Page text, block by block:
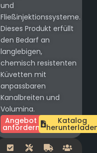
und
Fließinjektionssysteme.
Dieses Produkt erfüllt
den Bedarf an
langlebigen,
chemisch resistenten
Küvetten mit
anpassbaren
Kanalbreiten und
Volumina.
Angebot
anfordern
Katalog